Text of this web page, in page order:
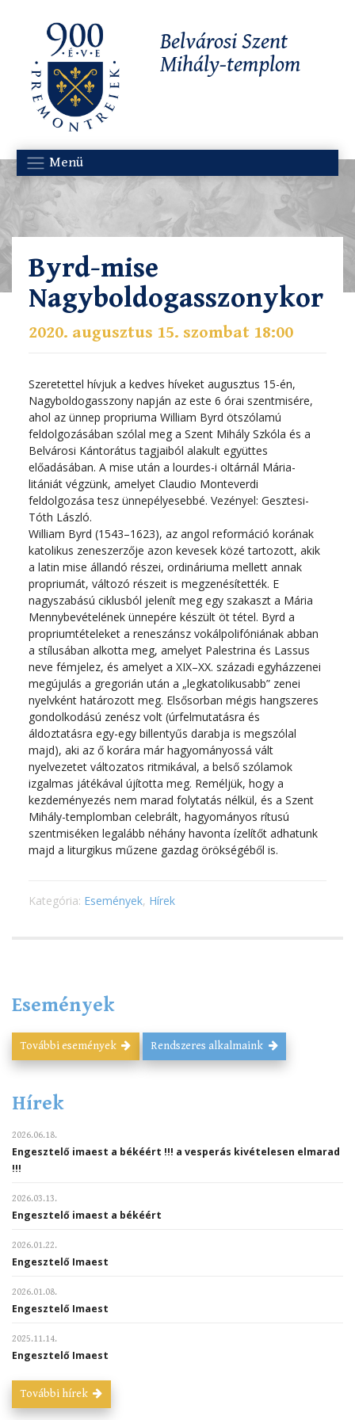
Belvárosi Szent
Mihály-templom
Menü
Byrd-mise
Nagyboldogasszonykor
2020. augusztus 15. szombat 18:00
Szeretettel hívjuk a kedves híveket augusztus 15-én,
Nagyboldogasszony napján az este 6 órai szentmisére,
ahol az ünnep propriuma William Byrd ötszólamú
feldolgozásában szólal meg a Szent Mihály Szkóla és a
Belvárosi Kántorátus tagjaiból alakult együttes
előadásában. A mise után a lourdes-i oltárnál Mária-
litániát végzünk, amelyet Claudio Monteverdi
feldolgozása tesz ünnepélyesebbé. Vezényel: Gesztesi-
Tóth László.
William Byrd (1543–1623), az angol reformáció korának
katolikus zeneszerzője azon kevesek közé tartozott, akik
a latin mise állandó részei, ordináriuma mellett annak
propriumát, változó részeit is megzenésítették. E
nagyszabású ciklusból jelenít meg egy szakaszt a Mária
Mennybevételének ünnepére készült öt tétel. Byrd a
propriumtételeket a reneszánsz vokálpolifóniának abban
a stílusában alkotta meg, amelyet Palestrina és Lassus
neve fémjelez, és amelyet a XIX–XX. századi egyházzenei
megújulás a gregorián után a „legkatolikusabb” zenei
nyelvként határozott meg. Elsősorban mégis hangszeres
gondolkodású zenész volt (úrfelmutatásra és
áldoztatásra egy-egy billentyűs darabja is megszólal
majd), aki az ő korára már hagyományossá vált
nyelvezetet változatos ritmikával, a belső szólamok
izgalmas játékával újította meg. Reméljük, hogy a
kezdeményezés nem marad folytatás nélkül, és a Szent
Mihály-templomban celebrált, hagyományos rítusú
szentmiséken legalább néhány havonta ízelítőt adhatunk
majd a liturgikus műzene gazdag örökségéből is.
Kategória: Események, Hírek
Események
További események Rendszeres alkalmaink
Hírek
2026.06.18.
Engesztelő imaest a békéért !!! a vesperás kivételesen elmarad
!!!
2026.03.13.
Engesztelő imaest a békéért
2026.01.22.
Engesztelő Imaest
2026.01.08.
Engesztelő Imaest
2025.11.14.
Engesztelő Imaest
További hírek